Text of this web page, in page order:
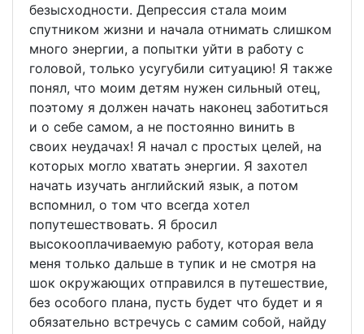
безысходности. Депрессия стала моим
спутником жизни и начала отнимать слишком
много энергии, а попытки уйти в работу с
головой, только усугубили ситуацию! Я также
понял, что моим детям нужен сильный отец,
поэтому я должен начать наконец заботиться
и о себе самом, а не постоянно винить в
своих неудачах! Я начал с простых целей, на
которых могло хватать энергии. Я захотел
начать изучать английский язык, а потом
вспомнил, о том что всегда хотел
попутешествовать. Я бросил
высокооплачиваемую работу, которая вела
меня только дальше в тупик и не смотря на
шок окружающих отправился в путешествие,
без особого плана, пусть будет что будет и я
обязательно встречусь с самим собой, найду